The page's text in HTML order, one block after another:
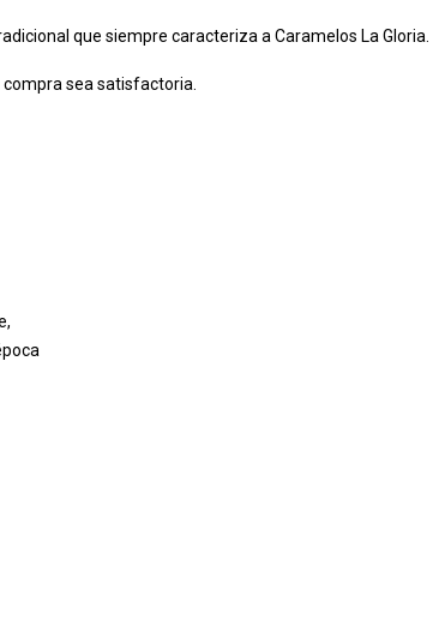
que siempre caracteriza a Caramelos La Gloria.
sea satisfactoria.